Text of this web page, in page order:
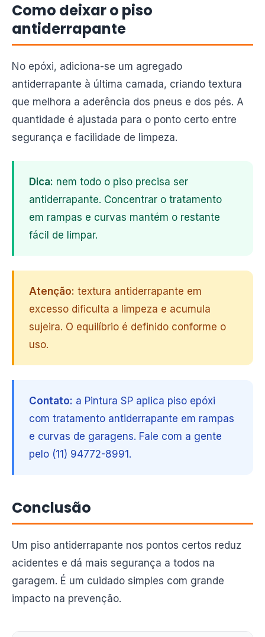
Como deixar o piso
antiderrapante
No epóxi, adiciona-se um agregado
antiderrapante à última camada, criando textura
que melhora a aderência dos pneus e dos pés. A
quantidade é ajustada para o ponto certo entre
segurança e facilidade de limpeza.
Dica: nem todo o piso precisa ser
antiderrapante. Concentrar o tratamento
em rampas e curvas mantém o restante
fácil de limpar.
Atenção: textura antiderrapante em
excesso dificulta a limpeza e acumula
sujeira. O equilíbrio é definido conforme o
uso.
Contato: a Pintura SP aplica piso epóxi
com tratamento antiderrapante em rampas
e curvas de garagens. Fale com a gente
pelo (11) 94772-8991.
Conclusão
Um piso antiderrapante nos pontos certos reduz
acidentes e dá mais segurança a todos na
garagem. É um cuidado simples com grande
impacto na prevenção.